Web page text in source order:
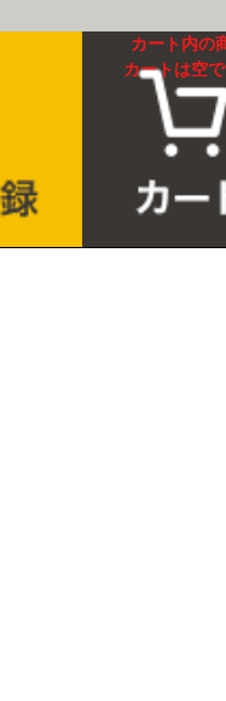
カート内の
カートは空